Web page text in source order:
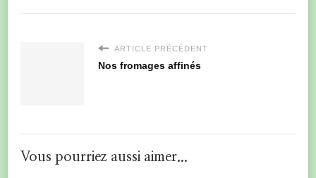
ARTICLE PRÉCÉDENT
Nos fromages affinés
Vous pourriez aussi aimer...